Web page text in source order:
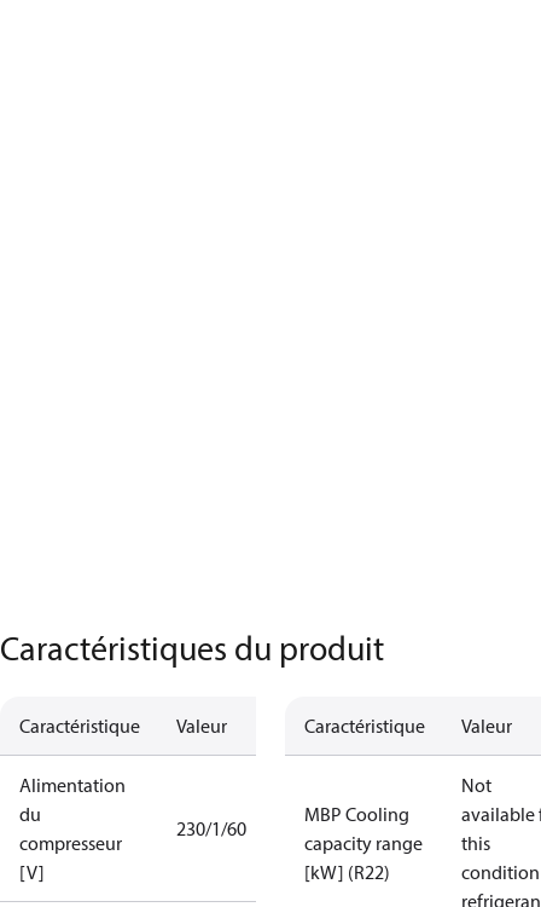
Caractéristiques du produit
Caractéristique Valeur
Alimentation
du
compresseur
[V]
230/1/60
Caractéristique Valeur
MBP Cooling
capacity range
[kW] (R22)
Not
available
this